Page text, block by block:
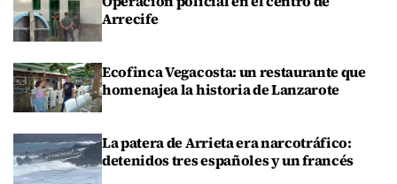
Arrecife
Ecofinca Vegacosta: un restaurante que
homenajea la historia de Lanzarote
La patera de Arrieta era narcotráfico:
detenidos tres españoles y un francés